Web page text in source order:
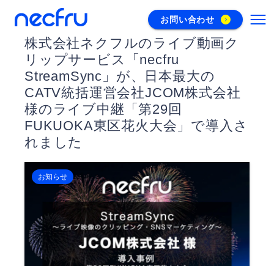
お問い合わせ
株式会社ネクフルのライブ動画ク
リップサービス「necfru
StreamSync」が、日本最大の
CATV統括運営会社JCOM株式会社
様のライブ中継「第29回
FUKUOKA東区花火大会」で導入さ
れました
お知らせ